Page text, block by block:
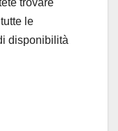
trovare
le
disponibilità